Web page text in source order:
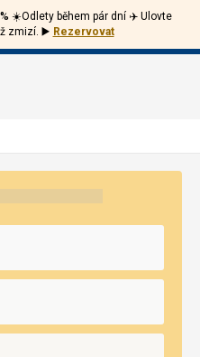
☀️Odlety během pár dní ✈️ Ulovte
zmizí. ▶️ Rezervovat